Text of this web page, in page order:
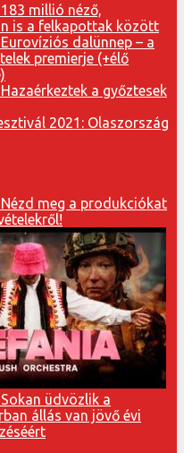
millió néző,
is a felkapottak között
dalünnep – a
premierje (+élő
a győztesek
2021: Olaszország
meg a produkciókat
üdvözlik a
állás van jövő évi